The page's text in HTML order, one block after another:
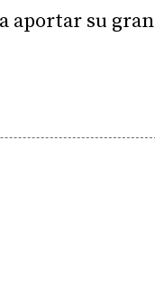
aportar su gran